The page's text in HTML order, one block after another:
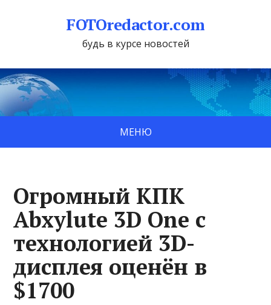
FOTOredactor.com
будь в курсе новостей
МЕНЮ
Огромный КПК
Abxylute 3D One с
технологией 3D-
дисплея оценён в
$1700